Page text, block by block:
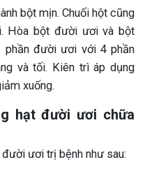
bột mịn. Chuối hột cũng
Hòa bột đười ươi và bột
đười ươi với 4 phần
và tối. Kiên trì áp dụng
xuống.
hạt đười ươi chữa
ươi trị bệnh như sau: